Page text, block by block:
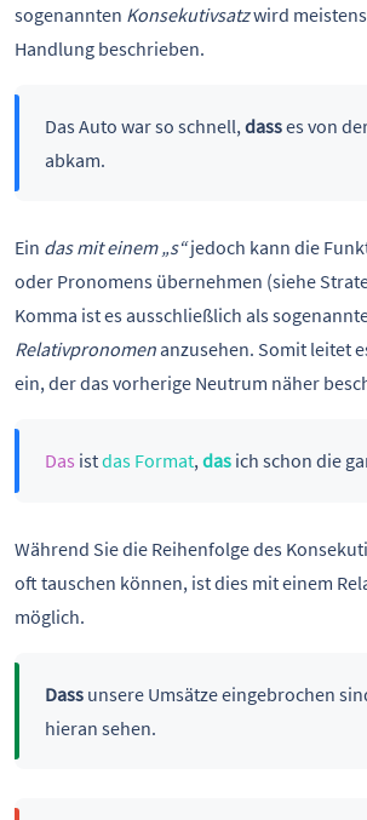
sogenannten Konsekutivsatzwird
Handlung beschrieben.
Das Auto war so schnell, dasses von
abkam.
Ein das mit einem „s“jedoch kann die
oder Pronomens übernehmen (siehe
Komma ist es ausschließlich als
Relativpronomenanzusehen. Somit leitet
ein, der das vorherige Neutrum näher
Das istdas Format,dasich schon die
Während Sie die Reihenfolge des
oft tauschen können, ist dies mit einem
möglich.
Dassunsere Umsätze eingebrochen
hieran sehen.